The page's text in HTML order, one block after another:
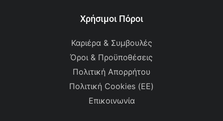
Χρήσιμοι Πόροι
Καριέρα & Συμβουλές
Όροι & Προϋποθέσεις
Πολιτική Απορρήτου
Πολιτική Cookies (ΕΕ)
Επικοινωνία